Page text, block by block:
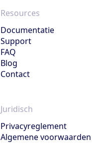
Resources
Documentatie
Support
FAQ
Blog
Contact
Juridisch
Privacyreglement
Algemene voorwaarden